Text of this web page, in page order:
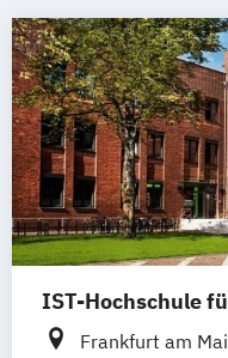
IST-Hochschule
Frankfurt am